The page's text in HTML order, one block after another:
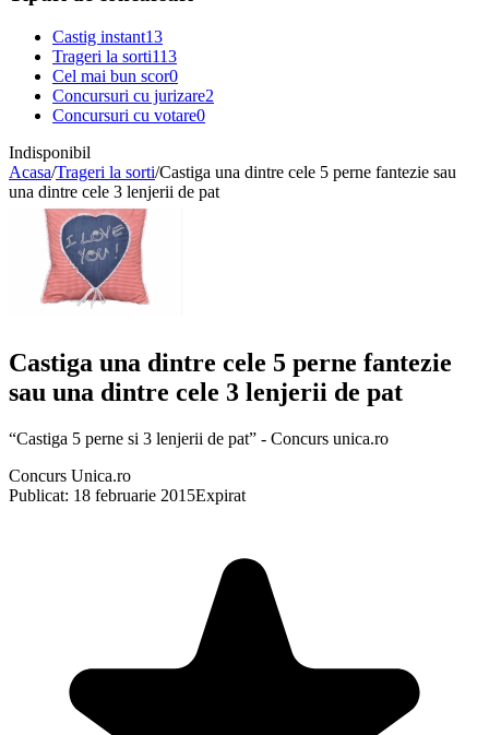
Castig instant13
Trageri la sorti113
Cel mai bun scor0
Concursuri cu jurizare2
Concursuri cu votare0
Indisponibil
Acasa/Trageri la sorti/Castiga una dintre cele 5 perne fantezie sau
una dintre cele 3 lenjerii de pat
Castiga una dintre cele 5 perne fantezie
sau una dintre cele 3 lenjerii de pat
“Castiga 5 perne si 3 lenjerii de pat” - Concurs unica.ro
Concurs Unica.ro
Publicat: 18 februarie 2015Expirat